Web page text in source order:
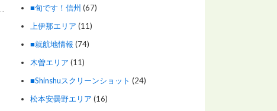
■旬です！信州 (67)
上伊那エリア (11)
■就航地情報 (74)
木曽エリア (11)
■Shinshuスクリーンショット (24)
松本安曇野エリア (16)